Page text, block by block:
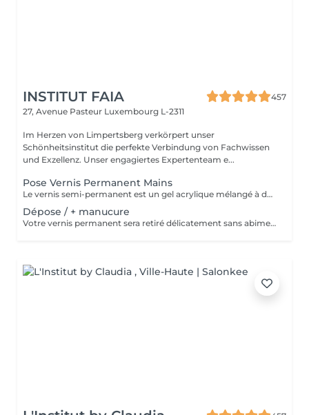
INSTITUT FAIA
457
27, Avenue Pasteur Luxembourg L-2311
Im Herzen von Limpertsberg verkörpert unser
Schönheitsinstitut die perfekte Verbindung von Fachwissen
und Exzellenz. Unser engagiertes Expertenteam e...
Pose Vernis Permanent Mains
Le vernis semi-permanent est un gel acrylique mélangé à du vernis, appliqué sur l'ongle et durci par des UV. Il a la même texture qu'un vernis classique, est aussi liquide et a encore plus de brillance. Il reste impeccable, sans ternir et sans s'écailler.
Dépose / + manucure
Votre vernis permanent sera retiré délicatement sans abimer vos ongles. La manucure est un soin des mains comprenant le limage des ongles, la pousse et la coupe des cuticules, massage avec crème de soin et application d'un vernis transparent si désiré.